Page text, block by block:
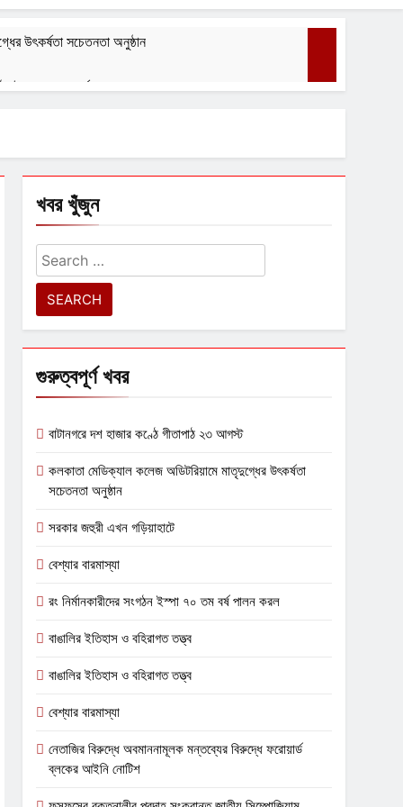
উৎকর্ষতা সচেতনতা অনুষ্ঠান
ইস্পা ৭০ তম বর্ষ পালন করল
খবর খুঁজুন
Search
for:
গুরুত্বপূর্ণ খবর
বাটানগরে দশ হাজার কণ্ঠে গীতাপাঠ ২৩ আগস্ট
কলকাতা মেডিক্যাল কলেজ অডিটরিয়ামে মাতৃদুগ্ধের উৎকর্ষতা
সচেতনতা অনুষ্ঠান
সরকার জহুরী এখন গড়িয়াহাটে
বেশ্যার বারমাস্যা
রং নির্মানকারীদের সংগঠন ইস্পা ৭০ তম বর্ষ পালন করল
বাঙালির ইতিহাস ও বহিরাগত তত্ত্ব
বাঙালির ইতিহাস ও বহিরাগত তত্ত্ব
বেশ্যার বারমাস্যা
নেতাজির বিরুদ্ধে অবমাননামূলক মন্তব্যের বিরুদ্ধে ফরোয়ার্ড
ব্লকের আইনি নোটিশ